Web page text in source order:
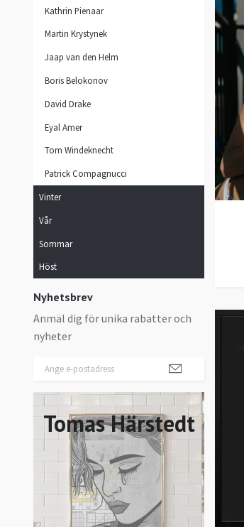
Kathrin Pienaar
Martin Krystynek
Jaap van den Helm
Boris Belokonov
David Drake
Eyal Amer
Tom Windeknecht
Patrick Compagnucci
Vinter
Vår
Sommar
Höst
Nyhetsbrev
Anmäl dig för unika rabatter och
nyheter
Tomas Härstedt